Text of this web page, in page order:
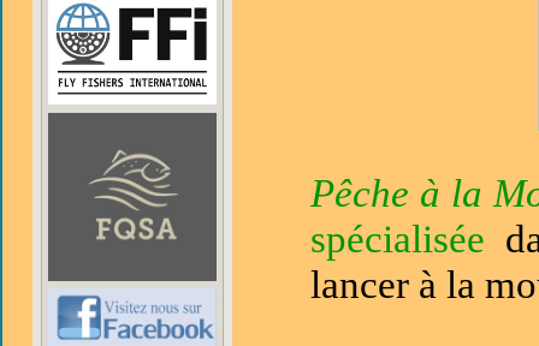
Pêche à la
spécialisée
lancer à la